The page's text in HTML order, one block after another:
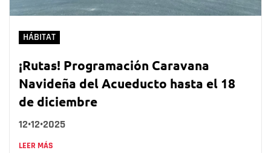
HÁBITAT
¡Rutas! Programación Caravana
Navideña del Acueducto hasta el 18
de diciembre
12•12•2025
LEER MÁS